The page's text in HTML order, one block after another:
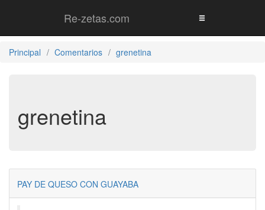
Re-zetas.com
Principal Comentarios grenetina
grenetina
PAY DE QUESO CON GUAYABA